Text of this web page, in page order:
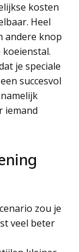
kosten
Heel
andere knop
je speciale
succesvol
iemand
zou je
veel beter